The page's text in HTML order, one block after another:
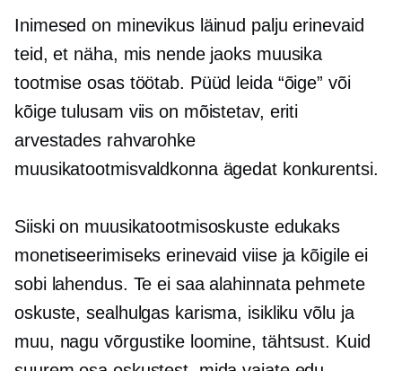
Inimesed on minevikus läinud palju erinevaid
teid, et näha, mis nende jaoks muusika
tootmise osas töötab. Püüd leida “õige” või
kõige tulusam viis on mõistetav, eriti
arvestades rahvarohke
muusikatootmisvaldkonna ägedat konkurentsi.
Siiski on muusikatootmisoskuste edukaks
monetiseerimiseks erinevaid viise ja kõigile ei
sobi lahendus. Te ei saa alahinnata pehmete
oskuste, sealhulgas karisma, isikliku võlu ja
muu, nagu võrgustike loomine, tähtsust. Kuid